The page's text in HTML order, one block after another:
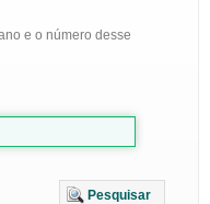
e o número desse
Pesquisar